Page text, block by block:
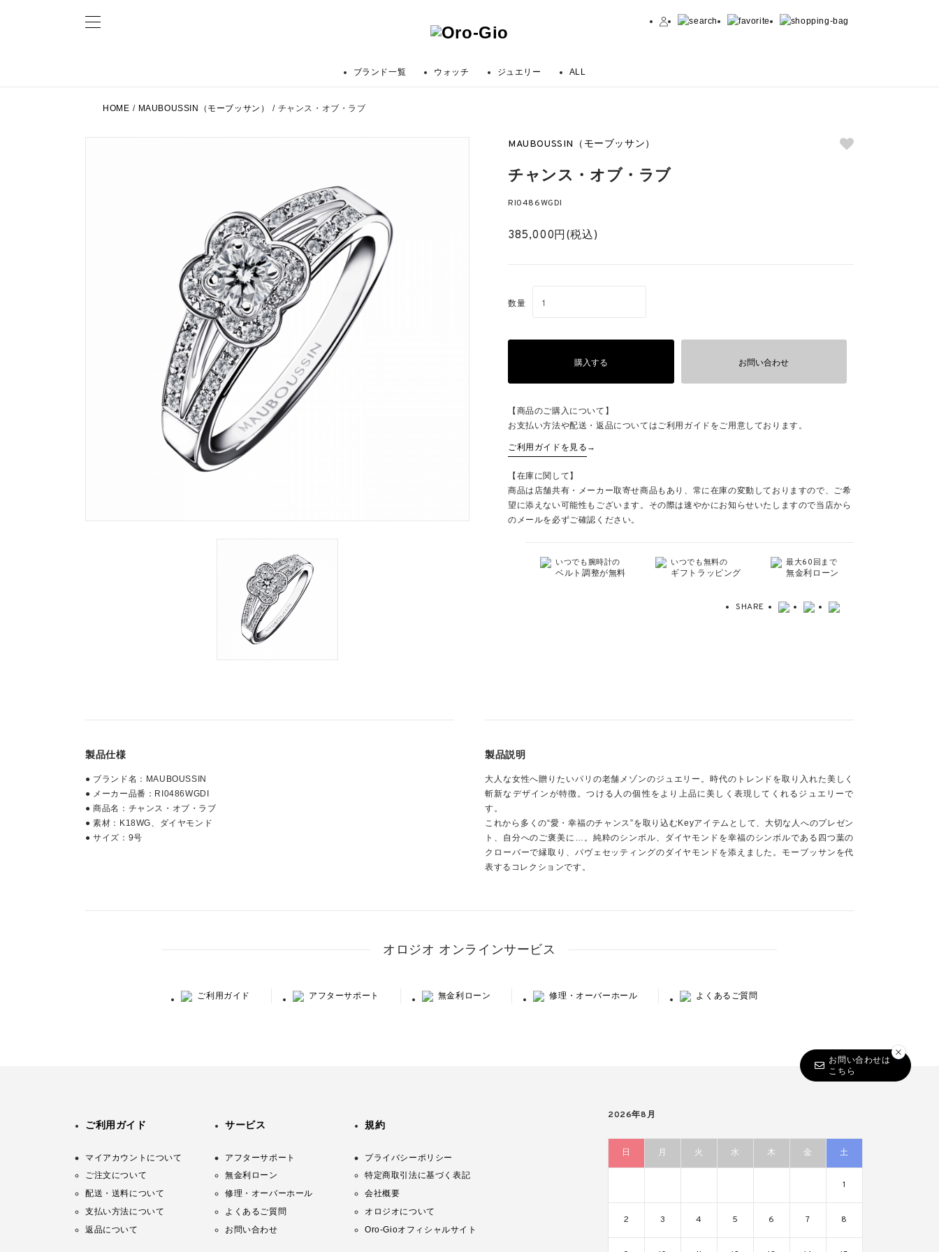
ブランド一覧 ウォッチ ジュエリー ALL
HOME / MAUBOUSSIN（モーブッサン） / チャンス・オブ・ラブ
MAUBOUSSIN（モーブッサン）
チャンス・オブ・ラブ
RI0486WGDI
385,000円(税込)
数量
購入する お問い合わせ
【商品のご購入について】
お支払い方法や配送・返品についてはご利用ガイドをご用意しております。
ご利用ガイドを見る→
【在庫に関して】
商品は店舗共有・メーカー取寄せ商品もあり、常に在庫の変動しておりますので、ご希
望に添えない可能性もございます。その際は速やかにお知らせいたしますので当店から
のメールを必ずご確認ください。
いつでも腕時計の
ベルト調整が無料
いつでも無料の
ギフトラッピング
最大60回まで
無金利ローン
SHARE
製品仕様
● ブランド名：MAUBOUSSIN
● メーカー品番：RI0486WGDI
● 商品名：チャンス・オブ・ラブ
● 素材：K18WG、ダイヤモンド
● サイズ：9号
製品説明
大人な女性へ贈りたいパリの老舗メゾンのジュエリー。時代のトレンドを取り入れた美しく
斬新なデザインが特徴。つける人の個性をより上品に美しく表現してくれるジュエリーで
す。
これから多くの“愛・幸福のチャンス”を取り込むKeyアイテムとして、大切な人へのプレゼン
ト、自分へのご褒美に…。純粋のシンボル、ダイヤモンドを幸福のシンボルである四つ葉の
クローバーで縁取り、パヴェセッティングのダイヤモンドを添えました。モーブッサンを代
表するコレクションです。
オロジオ オンラインサービス
ご利用ガイド アフターサポート 無金利ローン 修理・オーバーホール よくあるご質問
お問い合わせは
こちら
ご利用ガイド
マイアカウントについて
ご注文について
配送・送料について
支払い方法について
返品について
サービス
アフターサポート
無金利ローン
修理・オーバーホール
よくあるご質問
お問い合わせ
規約
プライバシーポリシー
特定商取引法に基づく表記
会社概要
オロジオについて
Oro-Gioオフィシャルサイト
2026年8月
日 月 火 水 木 金 土
1
2 3 4 5 6 7 8